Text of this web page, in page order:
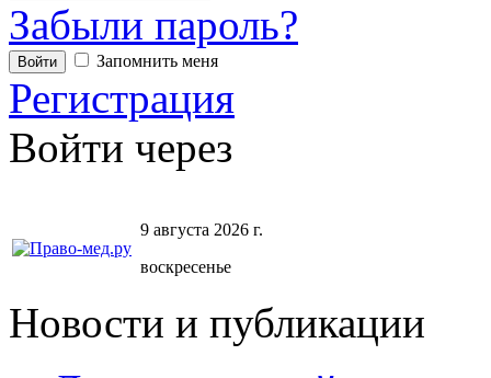
Забыли пароль?
Запомнить меня
Регистрация
Войти через
9 августа 2026 г.
воскресенье
Новости и публикации